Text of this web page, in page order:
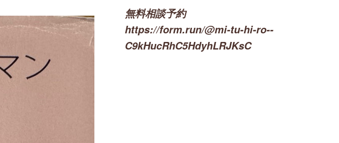
無料相談予約
https://form.run/@mi-tu-hi-ro--
C9kHucRhC5HdyhLRJKsC